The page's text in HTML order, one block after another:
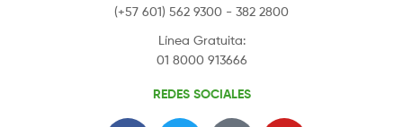
(+57 601) 562 9300 - 382 2800
Línea Gratuita:
01 8000 913666
REDES SOCIALES